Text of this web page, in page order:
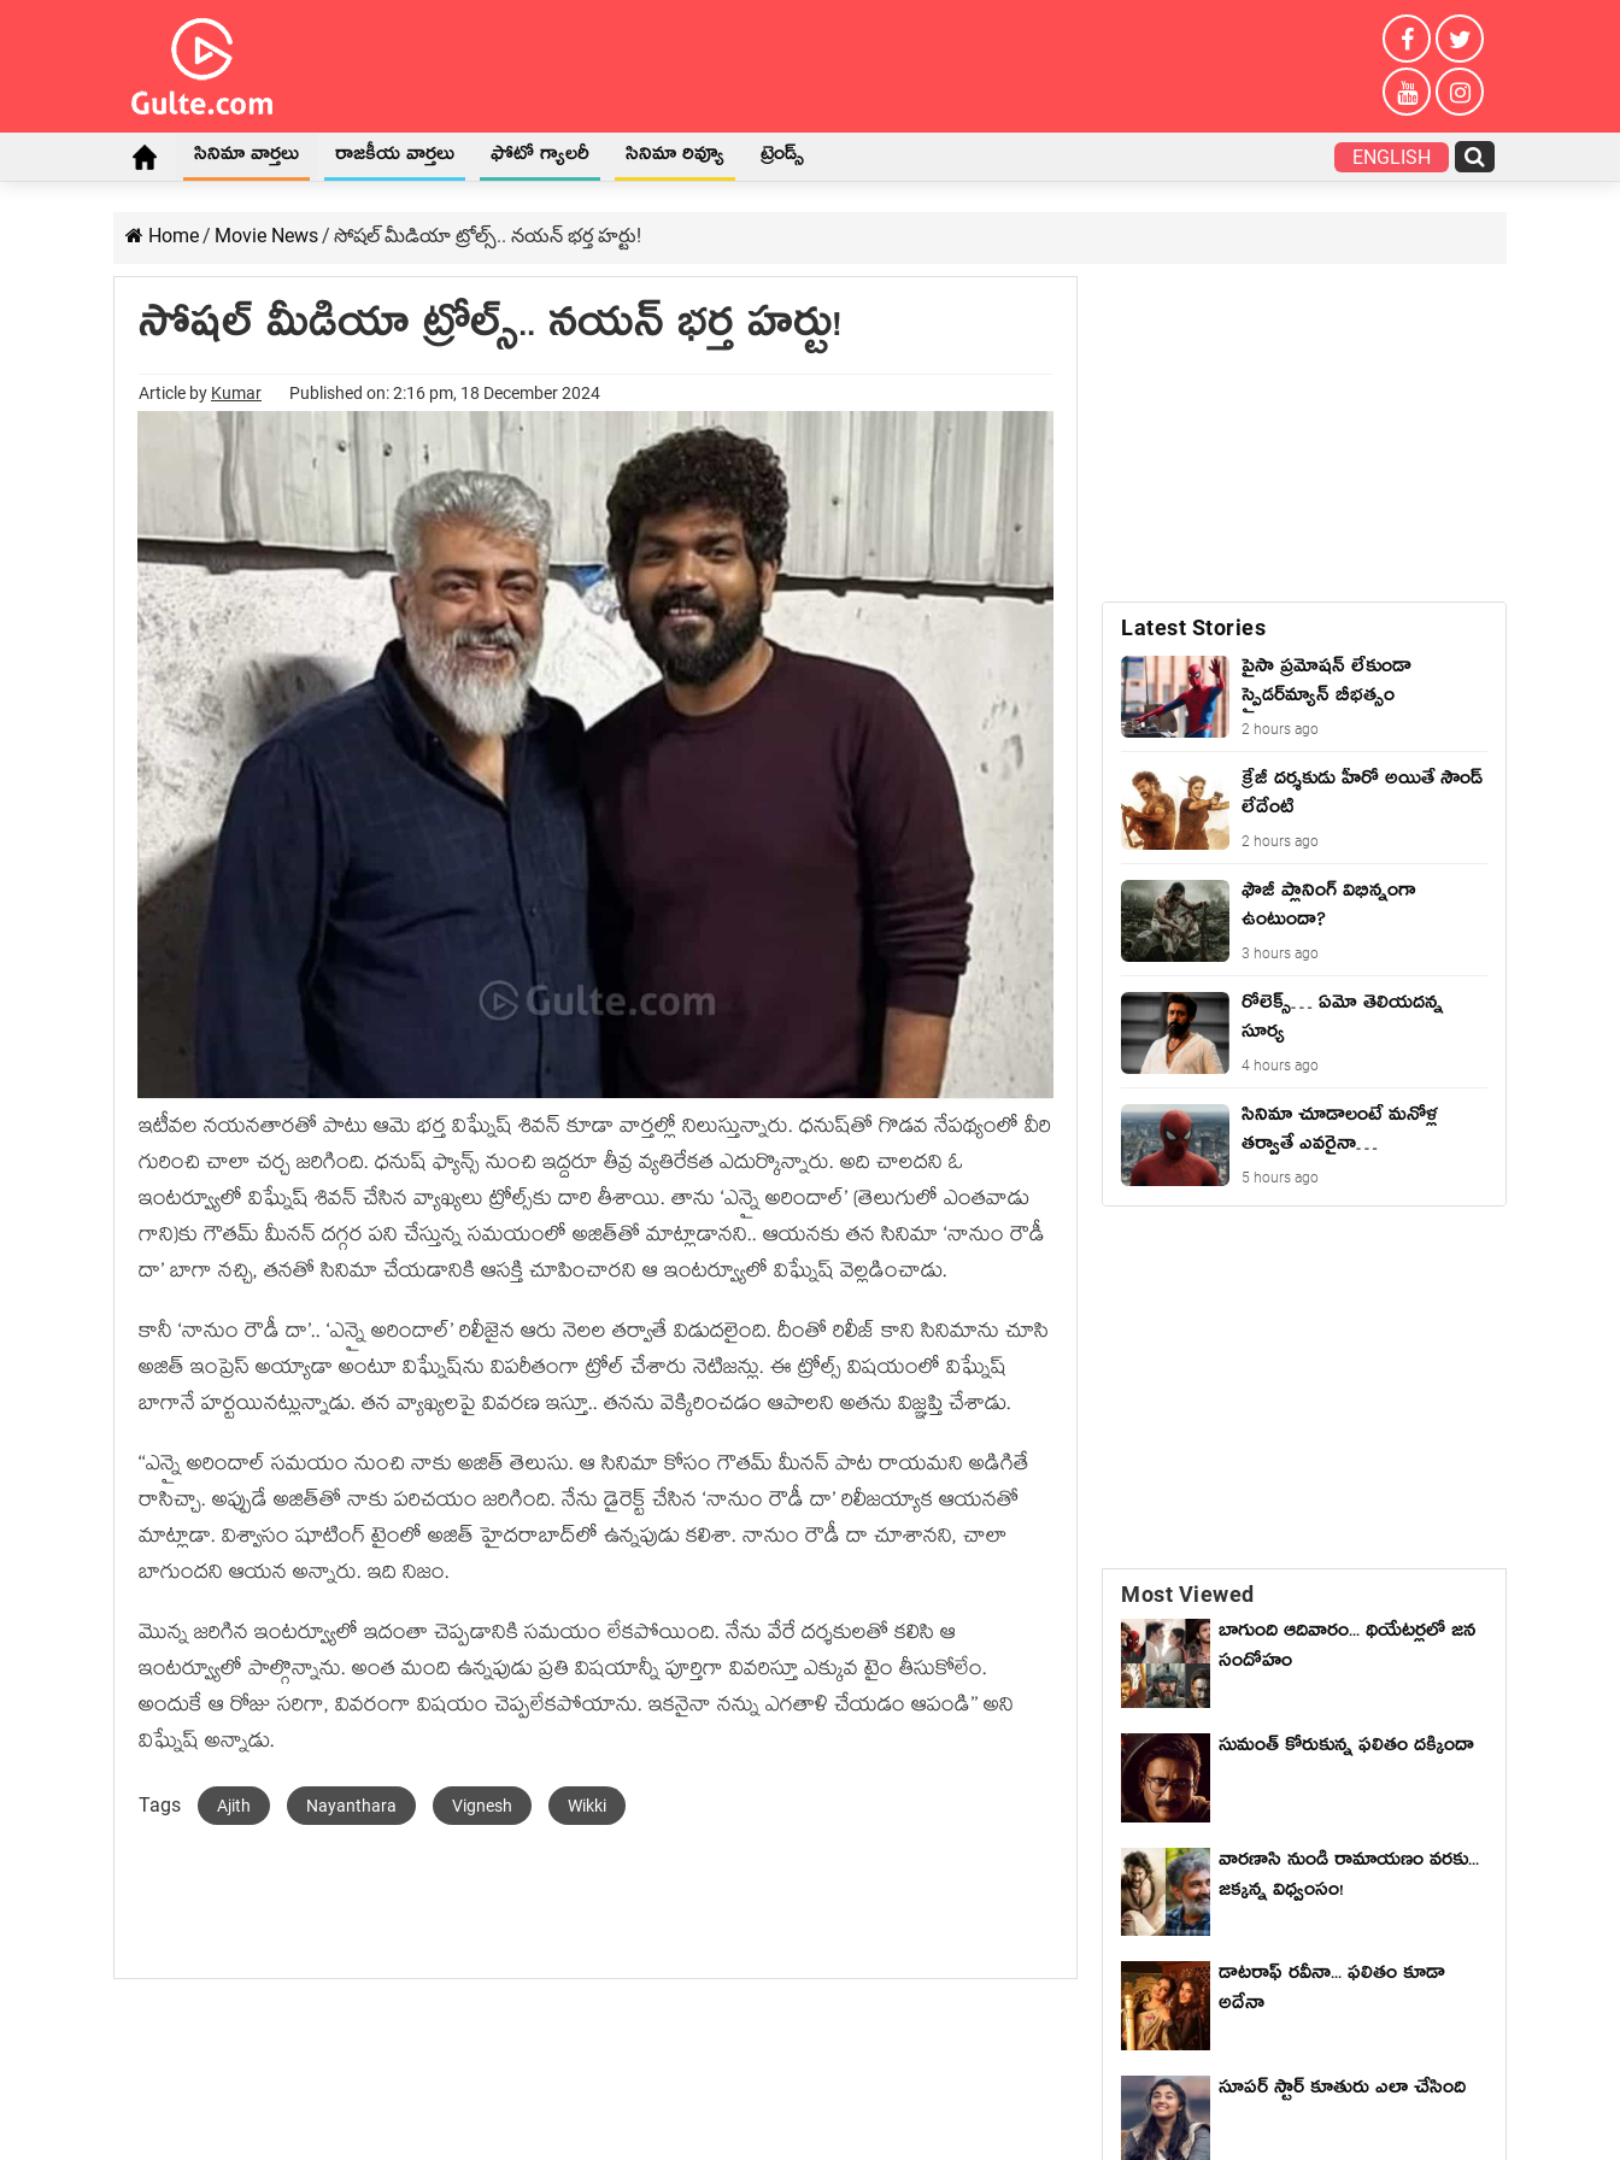
సినిమా వార్తలు రాజకీయ వార్తలు ఫోటో గ్యాలరీ సినిమా రివ్యూ ట్రెండ్స్ ENGLISH
Home/ Movie News/ సోషల్ మీడియా ట్రోల్స్.. నయన్ భర్త హర్టు!
సోషల్ మీడియా ట్రోల్స్.. నయన్ భర్త హర్టు!
Article by Kumar Published on: 2:16 pm, 18 December 2024
ఇటీవల నయనతారతో పాటు ఆమె భర్త విఘ్నేష్ శివన్ కూడా వార్తల్లో నిలుస్తున్నారు. ధనుష్‌తో గొడవ నేపథ్యంలో వీరి
గురించి చాలా చర్చ జరిగింది. ధనుష్ ఫ్యాన్స్ నుంచి ఇద్దరూ తీవ్ర వ్యతిరేకత ఎదుర్కొన్నారు. అది చాలదని ఓ
ఇంటర్వ్యూలో విఘ్నేష్ శివన్ చేసిన వ్యాఖ్యలు ట్రోల్స్‌కు దారి తీశాయి. తాను ‘ఎన్నై అరిందాల్’ (తెలుగులో ఎంతవాడు
గాని)కు గౌతమ్ మీనన్ దగ్గర పని చేస్తున్న సమయంలో అజిత్‌తో మాట్లాడానని.. ఆయనకు తన సినిమా ‘నానుం రౌడీ
దా’ బాగా నచ్చి, తనతో సినిమా చేయడానికి ఆసక్తి చూపించారని ఆ ఇంటర్వ్యూలో విఘ్నేష్ వెల్లడించాడు.
కానీ ‘నానుం రౌడీ దా’.. ‘ఎన్నై అరిందాల్’ రిలీజైన ఆరు నెలల తర్వాతే విడుదలైంది. దీంతో రిలీజ్ కాని సినిమాను చూసి
అజిత్ ఇంప్రెస్ అయ్యాడా అంటూ విఘ్నేష్‌ను విపరీతంగా ట్రోల్ చేశారు నెటిజన్లు. ఈ ట్రోల్స్‌ విషయంలో విఘ్నేష్
బాగానే హర్టయినట్లున్నాడు. తన వ్యాఖ్యలపై వివరణ ఇస్తూ.. తనను వెక్కిరించడం ఆపాలని అతను విజ్ఞప్తి చేశాడు.
‘‘ఎన్నై అరిందాల్ సమయం నుంచి నాకు అజిత్ తెలుసు. ఆ సినిమా కోసం గౌతమ్ మీనన్ పాట రాయమని అడిగితే
రాసిచ్చా. అప్పుడే అజిత్‌తో నాకు పరిచయం జరిగింది. నేను డైరెక్ట్ చేసిన ‘నానుం రౌడీ దా’ రిలీజయ్యాక ఆయనతో
మాట్లాడా. విశ్వాసం షూటింగ్ టైంలో అజిత్ హైదరాబాద్‌లో ఉన్నపుడు కలిశా. నానుం రౌడీ దా చూశానని, చాలా
బాగుందని ఆయన అన్నారు. ఇది నిజం.
మొన్న జరిగిన ఇంటర్వ్యూలో ఇదంతా చెప్పడానికి సమయం లేకపోయింది. నేను వేరే దర్శకులతో కలిసి ఆ
ఇంటర్వ్యూలో పాల్గొన్నాను. అంత మంది ఉన్నపుడు ప్రతి విషయాన్నీ పూర్తిగా వివరిస్తూ ఎక్కువ టైం తీసుకోలేం.
అందుకే ఆ రోజు సరిగా, వివరంగా విషయం చెప్పలేకపోయాను. ఇకనైనా నన్ను ఎగతాళి చేయడం ఆపండి’’ అని
విఘ్నేష్ అన్నాడు.
Tags Ajith Nayanthara Vignesh Wikki
Latest Stories
పైసా ప్రమోషన్ లేకుండా
స్పైడర్‌మ్యాన్ బీభత్సం
2 hours ago
క్రేజీ దర్శకుడు హీరో అయితే సౌండ్
లేదేంటి
2 hours ago
ఫౌజీ ప్లానింగ్ విభిన్నంగా
ఉంటుందా?
3 hours ago
రోలెక్స్… ఏమో తెలియదన్న
సూర్య
4 hours ago
సినిమా చూడాలంటే మ‌నోళ్ల
త‌ర్వాతే ఎవ‌రైనా…
5 hours ago
Most Viewed
బాగుంది ఆదివారం... థియేటర్లలో జన
సందోహం
సుమంత్ కోరుకున్న ఫలితం దక్కిందా
వారణాసి నుండి రామాయణం వరకు...
జక్కన్న విధ్వంసం!
డాటరాఫ్ రవీనా... ఫలితం కూడా
అదేనా
సూపర్ స్టార్ కూతురు ఎలా చేసింది